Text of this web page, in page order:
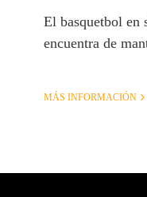
El basquetbol en
encuentra de
MÁS INFORMACIÓN